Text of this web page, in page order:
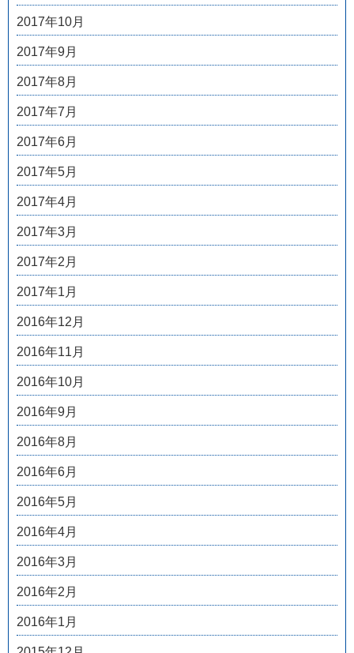
2017年10月
2017年9月
2017年8月
2017年7月
2017年6月
2017年5月
2017年4月
2017年3月
2017年2月
2017年1月
2016年12月
2016年11月
2016年10月
2016年9月
2016年8月
2016年6月
2016年5月
2016年4月
2016年3月
2016年2月
2016年1月